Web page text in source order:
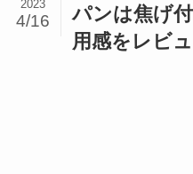
パンは焦げ
用感をレビ
2023
4/16